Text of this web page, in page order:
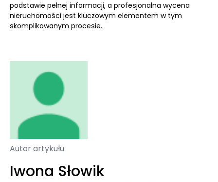
podstawie pełnej informacji, a profesjonalna wycena
nieruchomości jest kluczowym elementem w tym
skomplikowanym procesie.
Autor artykułu
Iwona Słowik